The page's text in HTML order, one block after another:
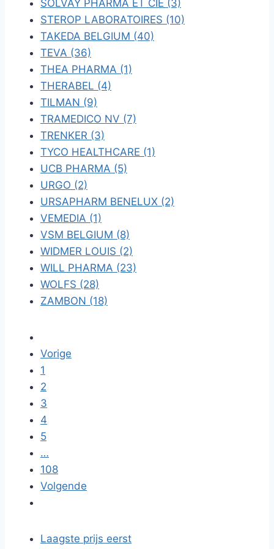
SOLVAY PHARMA ET CIE (3)
STEROP LABORATOIRES (10)
TAKEDA BELGIUM (40)
TEVA (36)
THEA PHARMA (1)
THERABEL (4)
TILMAN (9)
TRAMEDICO NV (7)
TRENKER (3)
TYCO HEALTHCARE (1)
UCB PHARMA (5)
URGO (2)
URSAPHARM BENELUX (2)
VEMEDIA (1)
VSM BELGIUM (8)
WIDMER LOUIS (2)
WILL PHARMA (23)
WOLFS (28)
ZAMBON (18)
Vorige
1
2
3
4
5
…
108
Volgende
Laagste prijs eerst